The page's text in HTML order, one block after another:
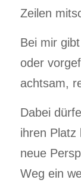
Zeilen
Bei mir
oder
achtsam,
Dabei
ihren Platz
neue
Weg ein